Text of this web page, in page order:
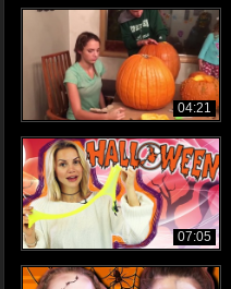
04:21
07:05